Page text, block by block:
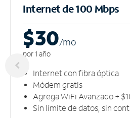
Internet de 100 Mbps
$30/mo
por 1 año
Internet con fibra óptica
Módem gratis
Agrega WiFi Avanzado +
Sin límite de datos, sin